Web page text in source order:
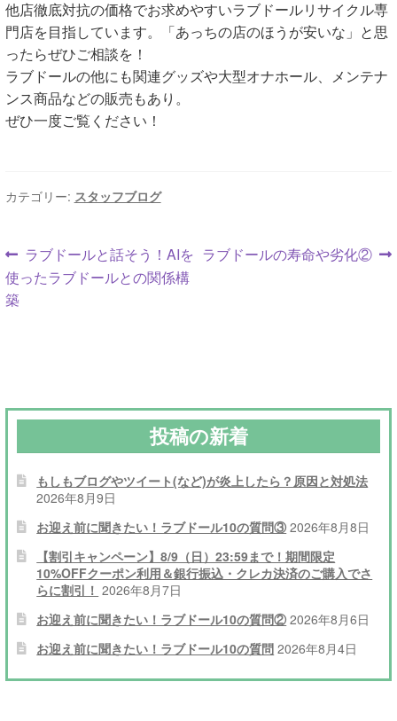
他店徹底対抗の価格でお求めやすいラブドールリサイクル専
門店を目指しています。「あっちの店のほうが安いな」と思
ったらぜひご相談を！
ラブドールの他にも関連グッズや大型オナホール、メンテナ
ンス商品などの販売もあり。
ぜひ一度ご覧ください！
カテゴリー: スタッフブログ
投
稿
ー
シ
ョ
ン
前
の
ラブドールと話そう！AIを
使ったラブドールとの関係構
築
次
ラブドールの寿命や劣化②
投稿の新着
もしもブログやツイート(など)が炎上したら？原因と対処法
2026年8月9日
お迎え前に聞きたい！ラブドール10の質問③ 2026年8月8日
【割引キャンペーン】8/9（日）23:59まで！期間限定
10%OFFクーポン利用＆銀行振込・クレカ決済のご購入でさ
らに割引！ 2026年8月7日
お迎え前に聞きたい！ラブドール10の質問② 2026年8月6日
お迎え前に聞きたい！ラブドール10の質問 2026年8月4日